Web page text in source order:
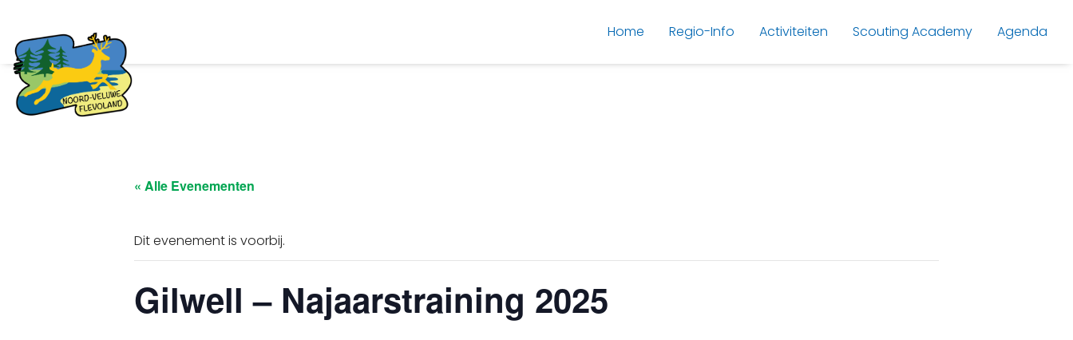
Home Regio-Info Activiteiten Scouting Academy Agenda
« Alle Evenementen
Dit evenement is voorbij.
Gilwell – Najaarstraining 2025